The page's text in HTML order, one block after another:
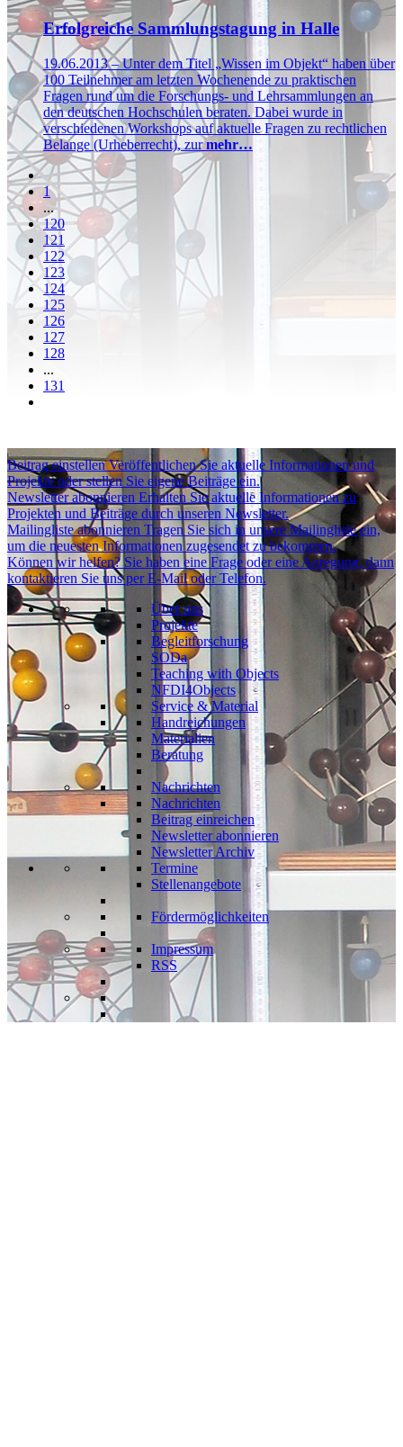
Erfolgreiche Sammlungstagung in Halle
19.06.2013 – Unter dem Titel „Wissen im Objekt“ haben über
100 Teilnehmer am letzten Wochenende zu praktischen
Fragen rund um die Forschungs- und Lehrsammlungen an
den deutschen Hochschulen beraten. Dabei wurde in
verschiedenen Workshops auf aktuelle Fragen zu rechtlichen
Belange (Urheberrecht), zurmehr…
1
...
120
121
122
123
124
125
126
127
128
...
131
Beitrag einstellen Veröffentlichen Sie aktuelle Informationen und
Projekte oder stellen Sie eigene Beiträge ein.
Newsletter abonnieren Erhalten Sie aktuelle Informationen zu
Projekten und Beiträge durch unseren Newsletter.
Mailingliste abonnieren Tragen Sie sich in unsere Mailingliste ein,
um die neuesten Informationen zugesendet zu bekommen.
Können wir helfen? Sie haben eine Frage oder eine Anregung, dann
kontaktieren Sie uns per E-Mail oder Telefon.
Über uns
Projekte
Begleitforschung
SODa
Teaching with Objects
NFDI4Objects
Service & Material
Handreichungen
Materialien
Beratung
Nachrichten
Nachrichten
Beitrag einreichen
Newsletter abonnieren
Newsletter Archiv
Termine
Stellenangebote
Fördermöglichkeiten
Impressum
RSS